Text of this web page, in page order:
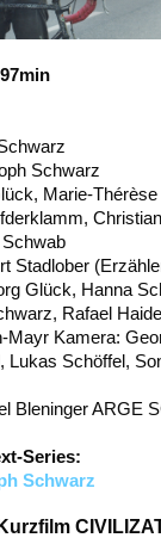
97min
Schwarz
Marie-
Stadlober
Glück, Hanna
Rafael
Mayr Kamera:
Lukas Schöffel,
Bleninger ARGE
Series:
Schwarz